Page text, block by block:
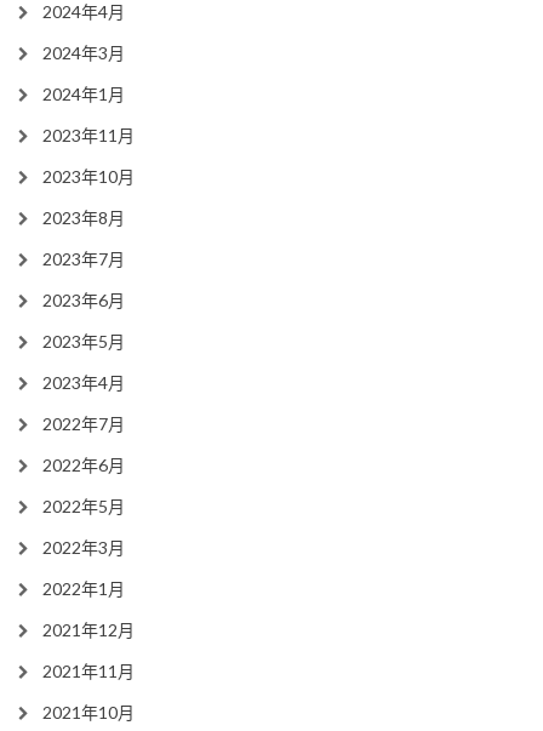
2024年4月
2024年3月
2024年1月
2023年11月
2023年10月
2023年8月
2023年7月
2023年6月
2023年5月
2023年4月
2022年7月
2022年6月
2022年5月
2022年3月
2022年1月
2021年12月
2021年11月
2021年10月